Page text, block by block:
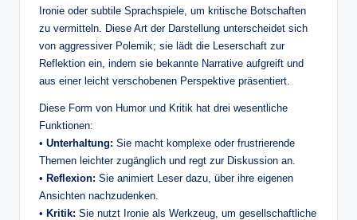
Ironie oder subtile Sprachspiele, um kritische Botschaften
zu vermitteln. Diese Art der Darstellung unterscheidet sich
von aggressiver Polemik; sie lädt die Leserschaft zur
Reflektion ein, indem sie bekannte Narrative aufgreift und
aus einer leicht verschobenen Perspektive präsentiert.
Diese Form von Humor und Kritik hat drei wesentliche
Funktionen:
• Unterhaltung: Sie macht komplexe oder frustrierende
Themen leichter zugänglich und regt zur Diskussion an.
• Reflexion: Sie animiert Leser dazu, über ihre eigenen
Ansichten nachzudenken.
• Kritik: Sie nutzt Ironie als Werkzeug, um gesellschaftliche